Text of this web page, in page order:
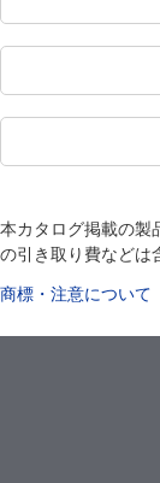
本カタログ掲載の製
の引き取り費などは
商標・注意について